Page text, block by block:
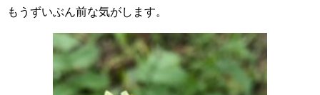
もうずいぶん前な気がします。